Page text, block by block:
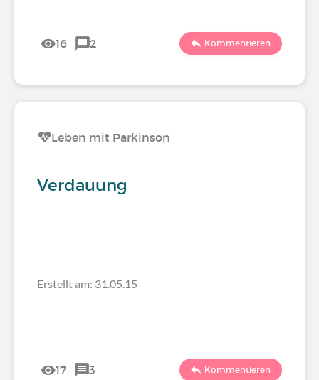
16 2 Kommentieren
Leben mit Parkinson
Verdauung
Erstellt am: 31.05.15
17 3 Kommentieren